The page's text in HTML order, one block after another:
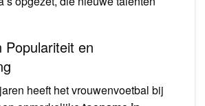
Populariteit en
heeft het vrouwenvoetbal bij